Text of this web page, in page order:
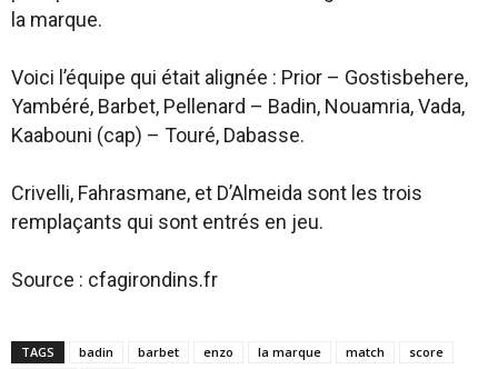
la marque.
Voici l’équipe qui était alignée : Prior – Gostisbehere,
Yambéré, Barbet, Pellenard – Badin, Nouamria, Vada,
Kaabouni (cap) – Touré, Dabasse.
Crivelli, Fahrasmane, et D’Almeida sont les trois
remplaçants qui sont entrés en jeu.
Source : cfagirondins.fr
TAGS badin barbet enzo la marque match
score